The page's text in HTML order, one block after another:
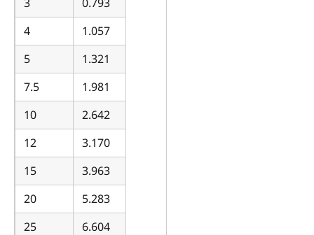
4
1.057
5
1.321
7.5
1.981
10
2.642
12
3.170
15
3.963
20
5.283
25
6.604